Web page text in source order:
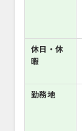
休日・休
暇
勤務地